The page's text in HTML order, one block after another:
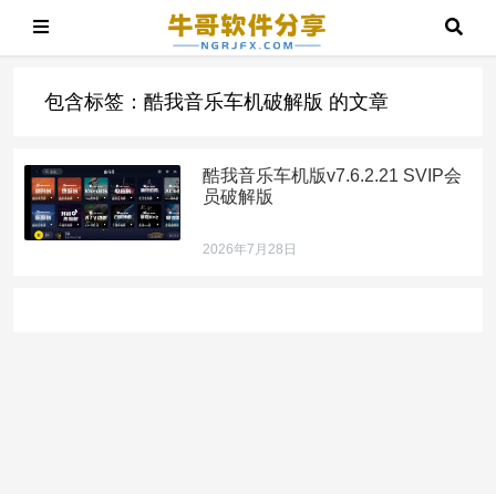
包含标签：酷我音乐车机破解版 的文章
酷我音乐车机版v7.6.2.21 SVIP会
员破解版
2026年7月28日